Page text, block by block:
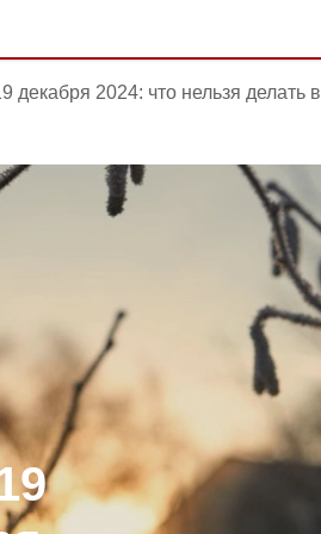
2024: что нельзя делать в